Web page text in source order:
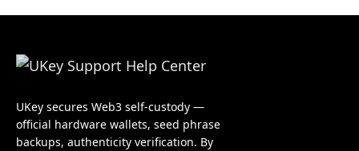
UKey secures Web3 self-custody —
official hardware wallets, seed phrase
backups, authenticity verification. By